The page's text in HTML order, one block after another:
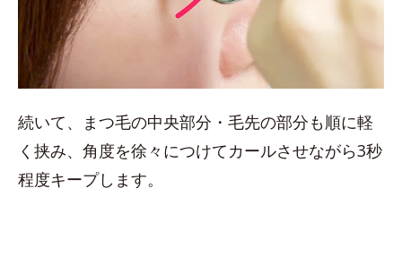
続いて、まつ毛の中央部分・毛先の部分も順に軽
く挟み、角度を徐々につけてカールさせながら3秒
程度キープします。